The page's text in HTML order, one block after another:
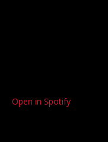
Open in Spotify